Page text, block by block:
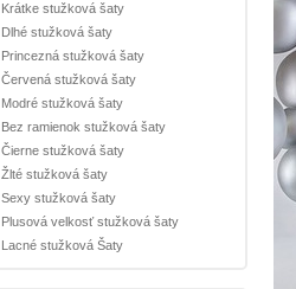
Krátke stužková šaty
Dlhé stužková šaty
Princezná stužková šaty
Červená stužková šaty
Modré stužková šaty
Bez ramienok stužková šaty
Čierne stužková šaty
Žlté stužková šaty
Sexy stužková šaty
Plusová velkosť stužková šaty
Lacné stužková Šaty